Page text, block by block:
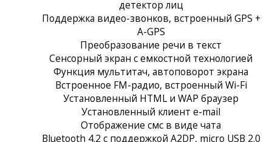
детектор лиц
Поддержка видео-звонков, встроенный GPS +
A-GPS
Преобразование речи в текст
Сенсорный экран c емкостной технологией
Функция мультитач, автоповорот экрана
Встроенное FM-радио, встроенный Wi-Fi
Установленный HTML и WAP браузер
Установленный клиент e-mail
Отображение смс в виде чата
Bluetooth 4.2 с поддержкой A2DP, micro USB 2.0